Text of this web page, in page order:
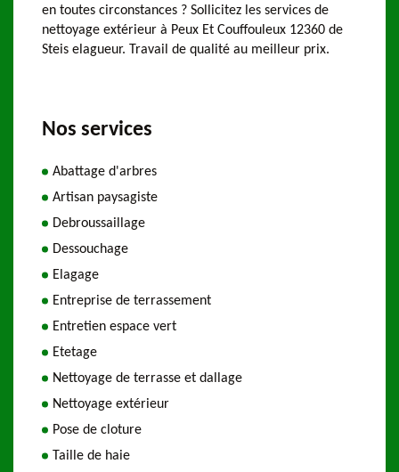
en toutes circonstances ? Sollicitez les services de
nettoyage extérieur à Peux Et Couffouleux 12360 de
Steis elagueur. Travail de qualité au meilleur prix.
Nos services
Abattage d'arbres
Artisan paysagiste
Debroussaillage
Dessouchage
Elagage
Entreprise de terrassement
Entretien espace vert
Etetage
Nettoyage de terrasse et dallage
Nettoyage extérieur
Pose de cloture
Taille de haie